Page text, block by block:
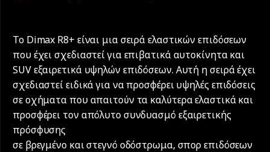
Το Dimax R8+ είναι μια σειρά ελαστικών επιδόσεων
που έχει σχεδιαστεί για επιβατικά αυτοκίνητα και
SUV εξαιρετικά υψηλών επιδόσεων. Αυτή η σειρά έχει
σχεδιαστεί ειδικά για να προσφέρει υψηλές επιδόσεις
σε οχήματα που απαιτούν τα καλύτερα ελαστικά και
προσφέρει τον απόλυτο συνδυασμό εξαιρετικής
πρόσφυσης
σε βρεγμένο και στεγνό οδόστρωμα, σπορ επιδόσεων